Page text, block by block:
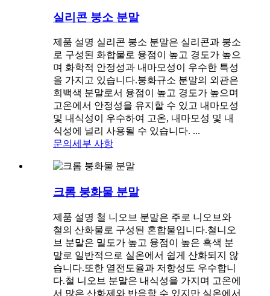
실리콘 붕소 분말
제품 설명 실리콘 붕소 분말은 실리콘과 붕소
로 구성된 화합물로 융점이 높고 경도가 높으
며 화학적 안정성과 내마모성이 우수한 특성
을 가지고 있습니다.붕화규소 분말의 외관은
회백색 분말로서 융점이 높고 경도가 높으며
고온에서 안정성을 유지할 수 있고 내마모성
및 내식성이 우수하여 고온, 내마모성 및 내
식성에 널리 사용될 수 있습니다. ...
문의 세부 사항
크롬 붕화물 분말
제품 설명 철 니오브 분말은 주로 니오브와
철의 산화물로 구성된 혼합물입니다.철니오
브 분말은 밀도가 높고 융점이 높은 흑색 분
말로 일반적으로 실온에서 쉽게 산화되지 않
습니다.또한 열전도율과 저항성도 우수합니
다.철 니오브 분말은 내식성을 가지며 고온에
서 많은 산화제와 반응할 수 있지만 실온에서